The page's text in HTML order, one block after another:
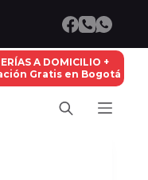
A DOMICILIO +
Gratis en Bogotá